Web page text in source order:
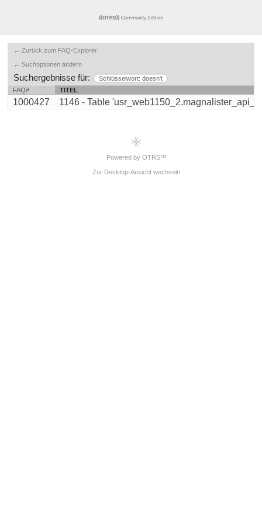
← Zurück zum FAQ-Explorer
← Suchoptionen ändern
Suchergebnisse für:
Schlüsselwort: doesn't
FAQ#
TITEL
1000427 1146 - Table
Powered by OTRS™
Zur Desktop-Ansicht wechseln